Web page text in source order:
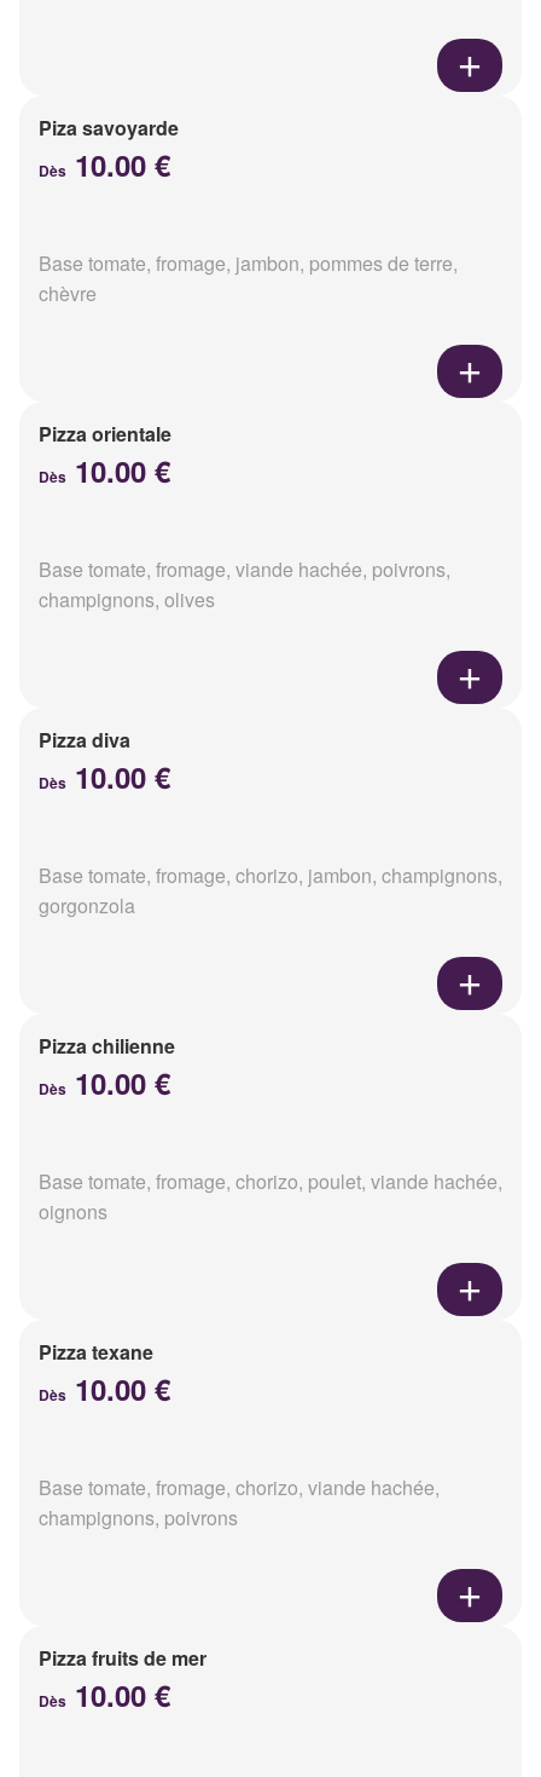
Piza savoyarde
Dès 10.00 €
Base tomate, fromage, jambon, pommes de terre,
chèvre
Pizza orientale
Dès 10.00 €
Base tomate, fromage, viande hachée, poivrons,
champignons, olives
Pizza diva
Dès 10.00 €
Base tomate, fromage, chorizo, jambon, champignons,
gorgonzola
Pizza chilienne
Dès 10.00 €
Base tomate, fromage, chorizo, poulet, viande hachée,
oignons
Pizza texane
Dès 10.00 €
Base tomate, fromage, chorizo, viande hachée,
champignons, poivrons
Pizza fruits de mer
Dès 10.00 €